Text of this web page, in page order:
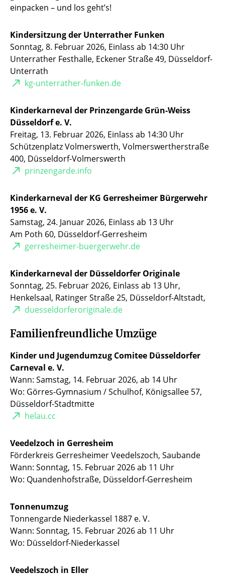
einpacken – und los geht’s!
Kindersitzung der Unterrather Funken
Sonntag, 8. Februar 2026, Einlass ab 14:30 Uhr
Unterrather Festhalle, Eckener Straße 49, Düsseldorf-
Unterrath
kg-unterrather-funken.de
Kinderkarneval der Prinzengarde Grün-Weiss
Düsseldorf e. V.
Freitag, 13. Februar 2026, Einlass ab 14:30 Uhr
Schützenplatz Volmerswerth, Volmerswertherstraße
400, Düsseldorf-Volmerswerth
prinzengarde.info
Kinderkarneval der KG Gerresheimer Bürgerwehr
1956 e. V.
Samstag, 24. Januar 2026, Einlass ab 13 Uhr
Am Poth 60, Düsseldorf-Gerresheim
gerresheimer-buergerwehr.de
Kinderkarneval der Düsseldorfer Originale
Sonntag, 25. Februar 2026, Einlass ab 13 Uhr,
Henkelsaal, Ratinger Straße 25, Düsseldorf-Altstadt,
duesseldorferoriginale.de
Familienfreundliche Umzüge
Kinder und Jugendumzug Comitee Düsseldorfer
Carneval e. V.
Wann: Samstag, 14. Februar 2026, ab 14 Uhr
Wo: Görres-Gymnasium / Schulhof, Königsallee 57,
Düsseldorf-Stadtmitte
helau.cc
Veedelzoch in Gerresheim
Förderkreis Gerresheimer Veedelszoch, Saubande
Wann: Sonntag, 15. Februar 2026 ab 11 Uhr
Wo: Quandenhofstraße, Düsseldorf-Gerresheim
Tonnenumzug
Tonnengarde Niederkassel 1887 e. V.
Wann: Sonntag, 15. Februar 2026 ab 11 Uhr
Wo: Düsseldorf-Niederkassel
Veedelszoch in Eller